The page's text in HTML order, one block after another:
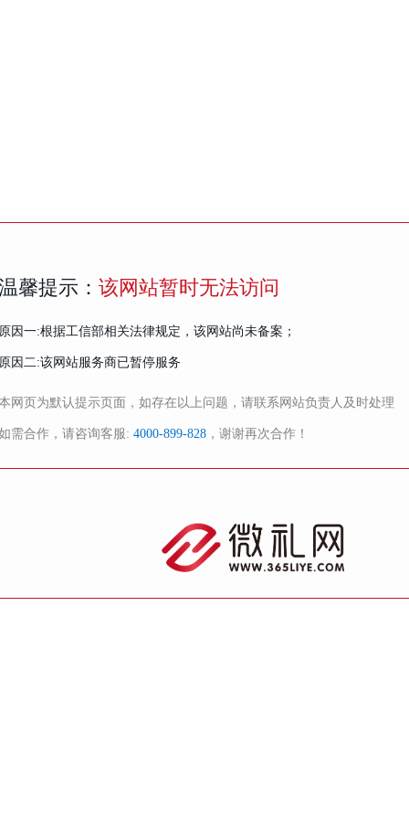
馨提示： 该网站暂时无法访问
因一:根据工信部相关法律规定，该网站尚未备案；
因二:该网站服务商已暂停服务
网页为默认提示页面，如存在以上问题，请联系网站负责人及时处理
需合作，请咨询客服: 4000-899-828 ，谢谢再次合作！